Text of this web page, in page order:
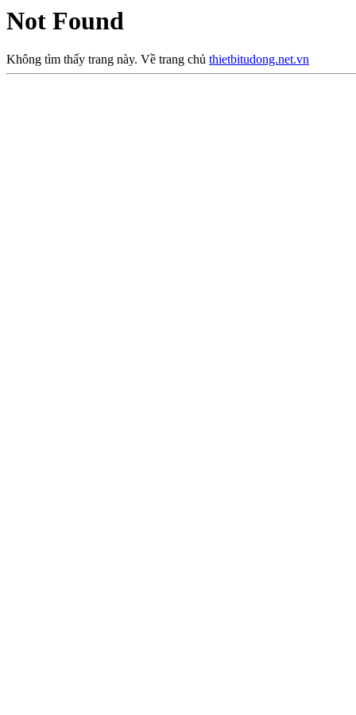
Not Found
Không tìm thấy trang này. Về trang chủ thietbitudong.net.vn